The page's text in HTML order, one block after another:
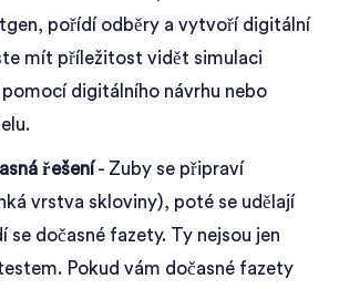
pořídí odběry a vytvoří digitální
mít příležitost vidět simulaci
digitálního návrhu nebo
řešení - Zuby se připraví
vrstva skloviny), poté se udělají
se dočasné fazety. Ty nejsou jen
Pokud vám dočasné fazety